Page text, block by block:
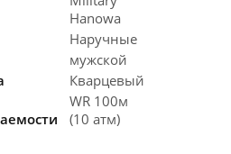
Hanowa
Наручные
мужской
Кварцевый
WR 100м
(10 атм)